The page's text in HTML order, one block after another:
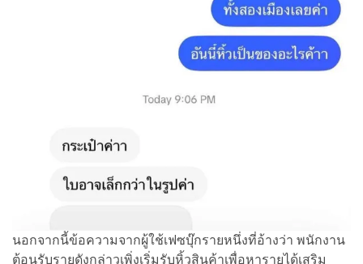
นอกจากนี้ข้อความจากผู้ใช้เฟซบุ๊กรายหนึ่งที่อ้างว่า พนักงาน
ต้อนรับรายดังกล่าวเพิ่งเริ่มรับหิ้วสินค้าเพื่อหารายได้เสริม